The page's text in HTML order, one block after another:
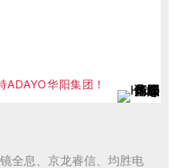
ADAYO华阳集团！
全息、京龙睿信、均胜电